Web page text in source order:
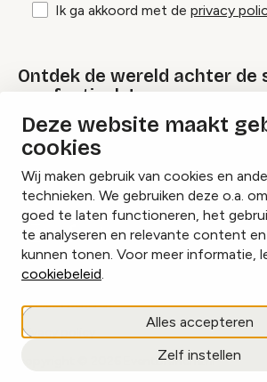
Deze website maakt
cookies
Wij maken gebruik van cookies en
technieken. We gebruiken deze o.a.
goed te laten functioneren, het
te analyseren en relevante content
kunnen tonen. Voor meer informatie,
cookiebeleid.
Alles accepteren
Zelf instellen
Ik ga akkoord met de privacy
Ontdek de wereld achter de
van festivals!
Lees onze Festival
InstagramFacebookLinkedIn
Cookies beheren
Privacy policy
copyright © 2026 Eventbranche.nl